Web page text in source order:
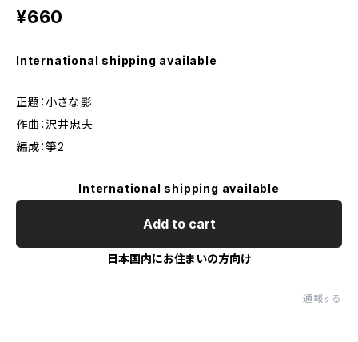
¥660
International shipping available
正題：小さな影
作曲：沢井忠夫
編成：箏2
International shipping available
Add to cart
日本国内にお住まいの方向け
通報する